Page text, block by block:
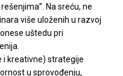
Na sreću, ne
više uloženih u razvoj
uštedu pri
i kreativne) strategije
u sprovođenju,